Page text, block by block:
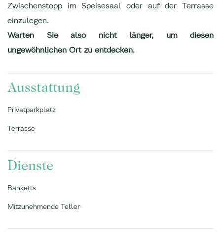
Zwischenstopp im Speisesaal oder auf der Terrasse
einzulegen.
Warten Sie also nicht länger, um diesen
ungewöhnlichen Ort zu entdecken.
Ausstattung
Privatparkplatz
Terrasse
Dienste
Banketts
Mitzunehmende Teller